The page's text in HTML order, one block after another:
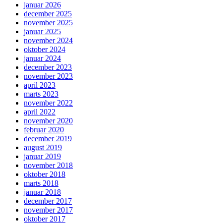
januar 2026
december 2025
november 2025
januar 2025
november 2024
oktober 2024
januar 2024
december 2023
november 2023
april 2023
marts 2023
november 2022
april 2022
november 2020
februar 2020
december 2019
august 2019
januar 2019
november 2018
oktober 2018
marts 2018
januar 2018
december 2017
november 2017
oktober 2017